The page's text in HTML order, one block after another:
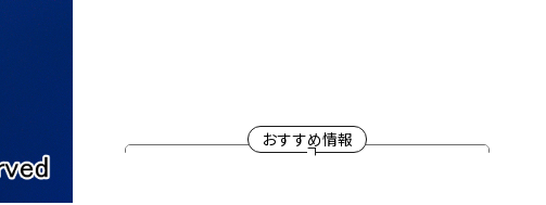
おすすめ情報